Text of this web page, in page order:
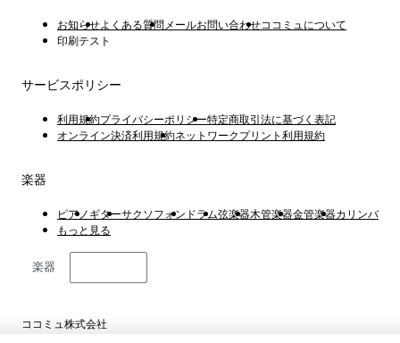
お知らせよくある質問 メールお問い合わせココミュについて
印刷テスト
サービスポリシー
利用規約プライバシーポリシー特定商取引法に基づく表記
オンライン決済利用規約ネットワークプリント利用規約
楽器
ピアノ ギターサクソフォン ドラム弦楽器木管楽器金管楽器カリンバ
もっと見る
楽器
ココミュ株式会社